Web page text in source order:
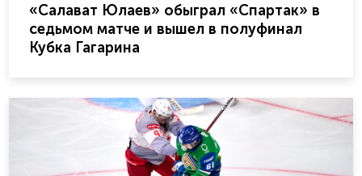
«Салават Юлаев» обыграл «Спартак» в
седьмом матче и вышел в полуфинал
Кубка Гагарина